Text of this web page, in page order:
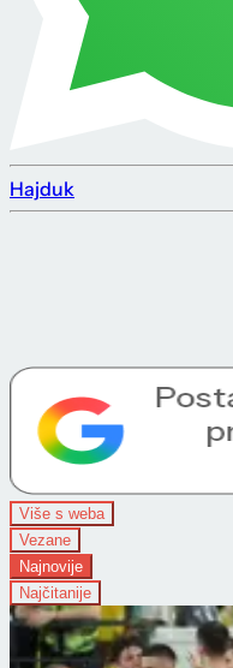
Hajduk
Više s weba
Vezane
Najnovije
Najčitanije